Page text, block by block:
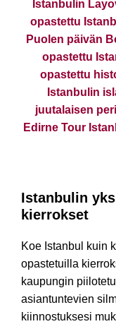
Istanbulin
opastettu
Puolen päivän
opastettu
opastettu
Istanbulin
juutalaisen
Edirne Tour
Istanbulin
kierrokset
Koe Istanbul kuin
opastetuilla
kaupungin
asiantuntevien
kiinnostuksesi